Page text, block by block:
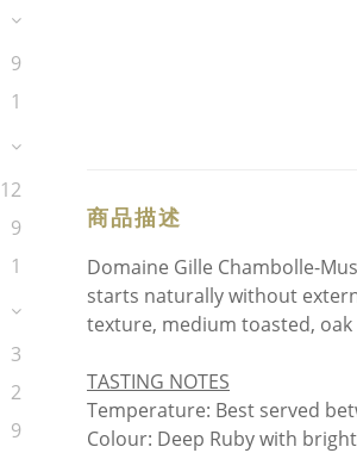
9
1
12
9
1
3
2
9
商品描述
Domaine Gille Chambolle-
starts naturally without
texture, medium toasted,
TASTING NOTES
Temperature: Best served
Colour: Deep Ruby with